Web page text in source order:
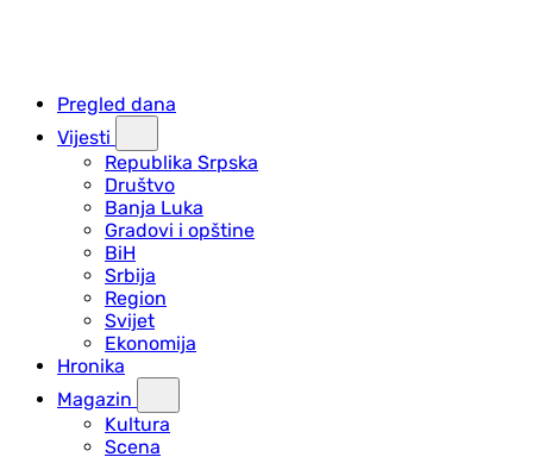
Pregled dana
Vijesti
Republika Srpska
Društvo
Banja Luka
Gradovi i opštine
BiH
Srbija
Region
Svijet
Ekonomija
Hronika
Magazin
Kultura
Scena